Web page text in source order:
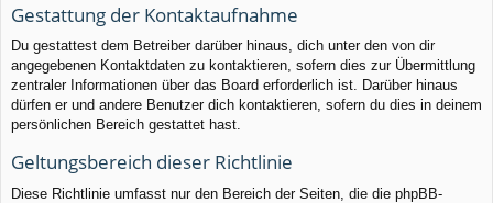
Gestattung der Kontaktaufnahme
Du gestattest dem Betreiber darüber hinaus, dich unter den von dir
angegebenen Kontaktdaten zu kontaktieren, sofern dies zur Übermittlung
zentraler Informationen über das Board erforderlich ist. Darüber hinaus
dürfen er und andere Benutzer dich kontaktieren, sofern du dies in deinem
persönlichen Bereich gestattet hast.
Geltungsbereich dieser Richtlinie
Diese Richtlinie umfasst nur den Bereich der Seiten, die die phpBB-